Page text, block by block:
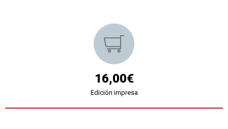
16,00€
Edición impresa